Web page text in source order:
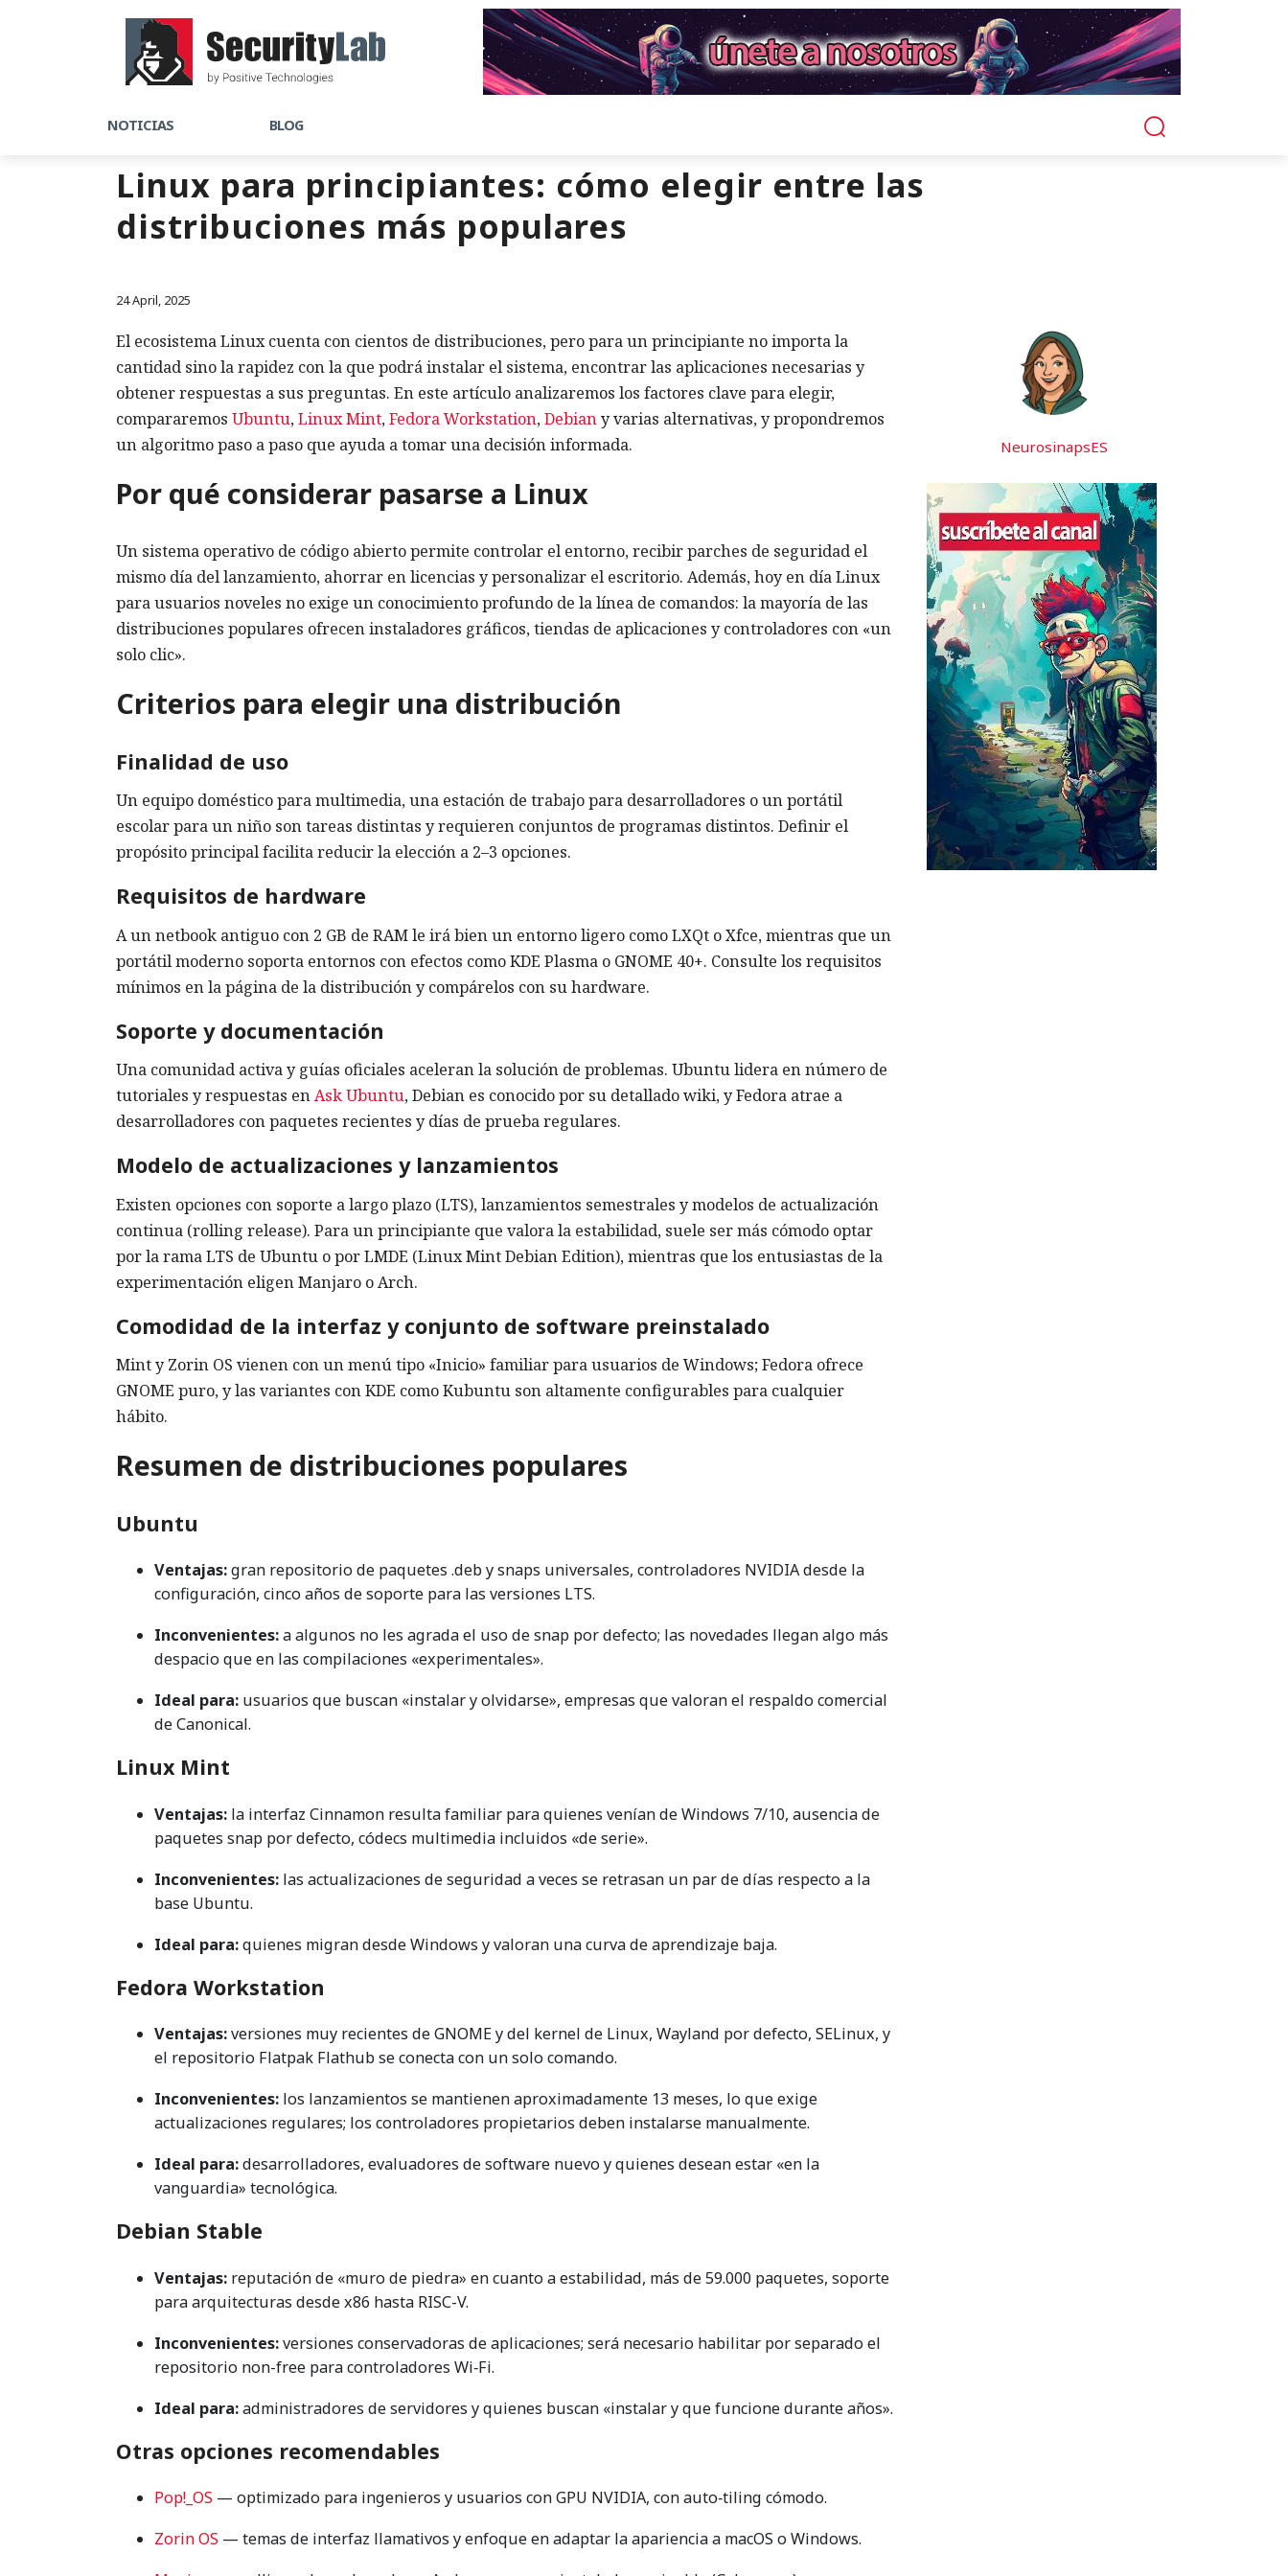
NOTICIAS BLOG
Linux para principiantes: cómo elegir entre las
distribuciones más populares
24 April, 2025
El ecosistema Linux cuenta con cientos de distribuciones, pero para un principiante no importa la
cantidad sino la rapidez con la que podrá instalar el sistema, encontrar las aplicaciones necesarias y
obtener respuestas a sus preguntas. En este artículo analizaremos los factores clave para elegir,
compararemos Ubuntu,Linux Mint,Fedora Workstation,Debiany varias alternativas, y propondremos
un algoritmo paso a paso que ayuda a tomar una decisión informada.
Por qué considerar pasarse a Linux
Un sistema operativo de código abierto permite controlar el entorno, recibir parches de seguridad el
mismo día del lanzamiento, ahorrar en licencias y personalizar el escritorio. Además, hoy en día Linux
para usuarios noveles no exige un conocimiento profundo de la línea de comandos: la mayoría de las
distribuciones populares ofrecen instaladores gráficos, tiendas de aplicaciones y controladores con «un
solo clic».
Criterios para elegir una distribución
Finalidad de uso
Un equipo doméstico para multimedia, una estación de trabajo para desarrolladores o un portátil
escolar para un niño son tareas distintas y requieren conjuntos de programas distintos. Definir el
propósito principal facilita reducir la elección a 2–3 opciones.
Requisitos de hardware
A un netbook antiguo con 2 GB de RAM le irá bien un entorno ligero como LXQt o Xfce, mientras que un
portátil moderno soporta entornos con efectos como KDE Plasma o GNOME 40+. Consulte los requisitos
mínimos en la página de la distribución y compárelos con su hardware.
Soporte y documentación
Una comunidad activa y guías oficiales aceleran la solución de problemas. Ubuntu lidera en número de
tutoriales y respuestas enAsk Ubuntu, Debian es conocido por su detallado wiki, y Fedora atrae a
desarrolladores con paquetes recientes y días de prueba regulares.
Modelo de actualizaciones y lanzamientos
Existen opciones con soporte a largo plazo (LTS), lanzamientos semestrales y modelos de actualización
continua (rolling release). Para un principiante que valora la estabilidad, suele ser más cómodo optar
por la rama LTS de Ubuntu o por LMDE (Linux Mint Debian Edition), mientras que los entusiastas de la
experimentación eligen Manjaro o Arch.
Comodidad de la interfaz y conjunto de software preinstalado
Mint y Zorin OS vienen con un menú tipo «Inicio» familiar para usuarios de Windows; Fedora ofrece
GNOME puro, y las variantes con KDE como Kubuntu son altamente configurables para cualquier
hábito.
Resumen de distribuciones populares
Ubuntu
Ventajas:gran repositorio de paquetes .deb y snaps universales, controladores NVIDIA desde la
configuración, cinco años de soporte para las versiones LTS.
Inconvenientes:a algunos no les agrada el uso de snap por defecto; las novedades llegan algo más
despacio que en las compilaciones «experimentales».
Ideal para: usuarios que buscan «instalar y olvidarse», empresas que valoran el respaldo comercial
de Canonical.
Linux Mint
Ventajas: la interfaz Cinnamon resulta familiar para quienes venían de Windows 7/10, ausencia de
paquetes snap por defecto, códecs multimedia incluidos «de serie».
Inconvenientes: las actualizaciones de seguridad a veces se retrasan un par de días respecto a la
base Ubuntu.
Ideal para:quienes migran desde Windows y valoran una curva de aprendizaje baja.
Fedora Workstation
Ventajas:versiones muy recientes de GNOME y del kernel de Linux, Wayland por defecto, SELinux, y
el repositorio Flatpak Flathub se conecta con un solo comando.
Inconvenientes: los lanzamientos se mantienen aproximadamente 13 meses, lo que exige
actualizaciones regulares; los controladores propietarios deben instalarse manualmente.
Ideal para:desarrolladores, evaluadores de software nuevo y quienes desean estar «en la
vanguardia» tecnológica.
Debian Stable
Ventajas: reputación de «muro de piedra» en cuanto a estabilidad, más de 59.000 paquetes, soporte
para arquitecturas desde x86 hasta RISC-V.
Inconvenientes:versiones conservadoras de aplicaciones; será necesario habilitar por separado el
repositorio non-free para controladores Wi‑Fi.
Ideal para:administradores de servidores y quienes buscan «instalar y que funcione durante años».
Otras opciones recomendables
Pop!_OS — optimizado para ingenieros y usuarios con GPU NVIDIA, con auto‑tiling cómodo.
Zorin OS — temas de interfaz llamativos y enfoque en adaptar la apariencia a macOS o Windows.
NeurosinapsES